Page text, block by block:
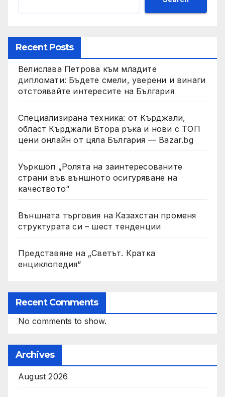
Recent Posts
Велислава Петрова към младите
дипломати: Бъдете смели, уверени и винаги
отстоявайте интересите на България
Специализирана техника: от Кърджали,
област Кърджали Втора ръка и нови с ТОП
цени онлайн от цяла България — Bazar.bg
Уъркшоп „Ролята на заинтересованите
страни във външното осигуряване на
качеството“
Външната търговия на Казахстан променя
структурата си – шест тенденции
Представяне на „Светът. Кратка
енциклопедия“
Recent Comments
No comments to show.
Archives
August 2026